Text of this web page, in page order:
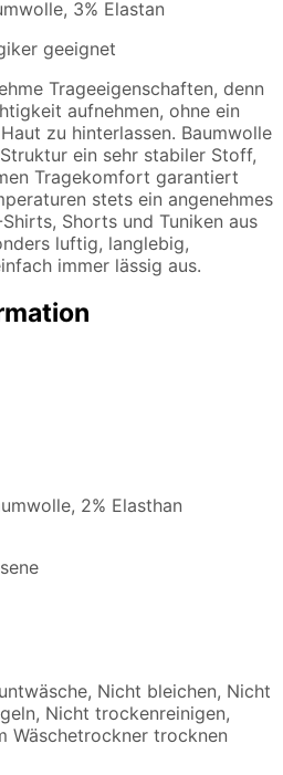
3% Elastan
geeignet
Trageeigenschaften, denn
aufnehmen, ohne ein
zu hinterlassen. Baumwolle
ein sehr stabiler Stoff,
Tragekomfort garantiert
stets ein angenehmes
Shorts und Tuniken aus
luftig, langlebig,
immer lässig aus.
2% Elasthan
Nicht bleichen, Nicht
Nicht trockenreinigen,
Wäschetrockner trocknen